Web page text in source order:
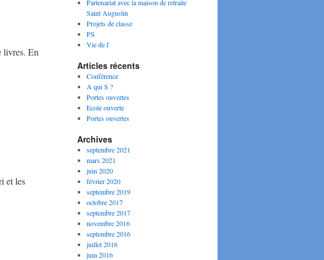
livres. En
et les
Partenariat avec la maison de retraite
Saint Augustin
Projets de classe
PS
Vie de l'
Articles récents
Conférence
A qui S ?
Portes ouvertes
Ecole ouverte
Portes ouvertes
Archives
septembre 2021
mars 2021
juin 2020
février 2020
septembre 2019
octobre 2017
septembre 2017
novembre 2016
septembre 2016
juillet 2016
juin 2016